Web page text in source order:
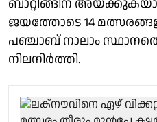
ബാറ്റിങ്ങിന്
ജയത്തോടെ 14
പഞ്ചാബ് നാലാം
നിലനിർത്തി.